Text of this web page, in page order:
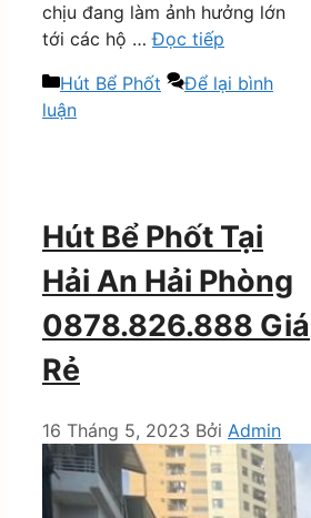
chịu đang làm ảnh hưởng lớn
tới các hộ …Đọc tiếp
Danh
mục
Hút Bể Phốt
Để lại bình
luận
Hút Bể Phốt Tại
Hải An Hải Phòng
0878.826.888 Giá
Rẻ
16 Tháng 5, 2023 Bởi Admin